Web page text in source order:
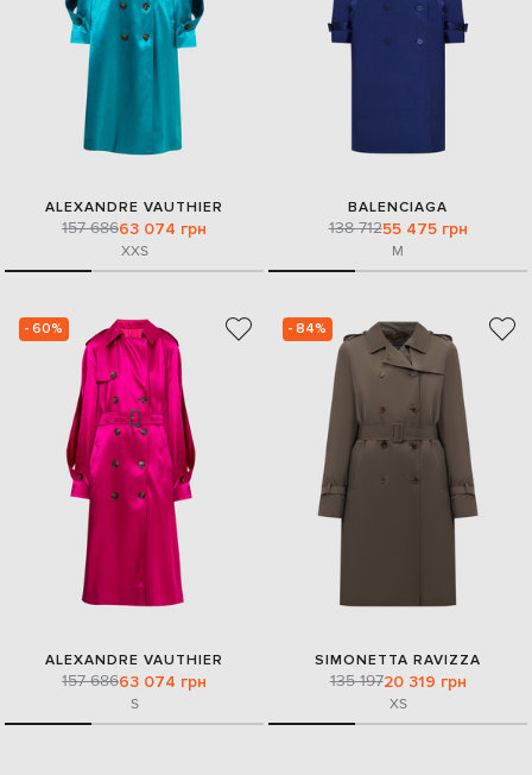
ALEXANDRE VAUTHIER
157 68663 074 грн
XXS
BALENCIAGA
138 71255 475 грн
M
- 60%
ALEXANDRE VAUTHIER
157 68663 074 грн
S
- 84%
SIMONETTA RAVIZZA
135 19720 319 грн
XS